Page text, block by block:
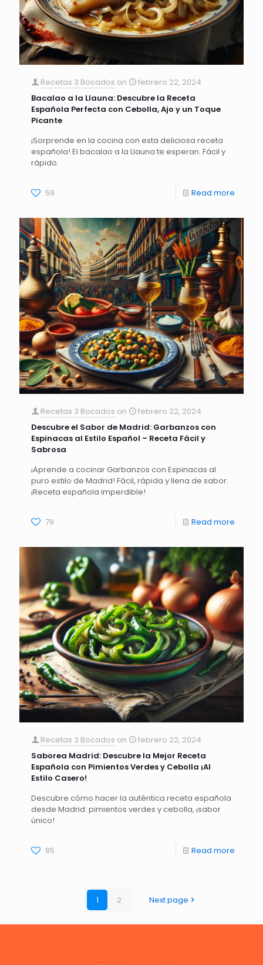
Recetas 3 Bocados on
febrero 22, 2024
Bacalao a la Llauna: Descubre la Receta
Española Perfecta con Cebolla, Ajo y un Toque
Picante
¡Sorprende en la cocina con esta deliciosa receta
española! El bacalao a la Llauna te esperan. Fácil y
rápido.
59 Read more
Recetas 3 Bocados on
febrero 22, 2024
Descubre el Sabor de Madrid: Garbanzos con
Espinacas al Estilo Español – Receta Fácil y
Sabrosa
¡Aprende a cocinar Garbanzos con Espinacas al
puro estilo de Madrid! Fácil, rápida y llena de sabor.
¡Receta española imperdible!
79 Read more
Recetas 3 Bocados on
febrero 22, 2024
Saborea Madrid: Descubre la Mejor Receta
Española con Pimientos Verdes y Cebolla ¡Al
Estilo Casero!
Descubre cómo hacer la auténtica receta española
desde Madrid: pimientos verdes y cebolla, ¡sabor
único!
85 Read more
1 2 Next page